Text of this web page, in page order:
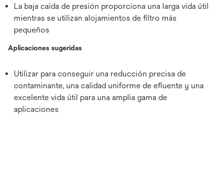
La baja caída de presión proporciona una larga vida útil
mientras se utilizan alojamientos de filtro más
pequeños
Aplicaciones sugeridas
Utilizar para conseguir una reducción precisa de
contaminante, una calidad uniforme de efluente y una
excelente vida útil para una amplia gama de
aplicaciones